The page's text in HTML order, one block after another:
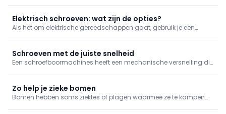
ambacht nog steeds uit op traditionele wijze, aangevuld met ...
Elektrisch schroeven: wat zijn de opties?
Als het om elektrische gereedschappen gaat, gebruik je een
van pas komen.
Schroeven met de juiste snelheid
Een schroefboormachines heeft een mechanische versnelling die
Zo help je zieke bomen
Bomen hebben soms ziektes of plagen waarmee ze te kampen